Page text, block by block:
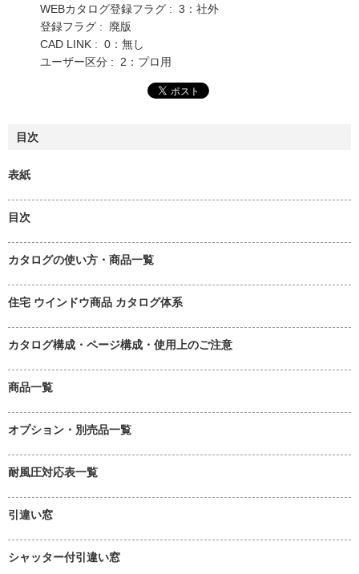
WEBカタログ登録フラグ : 3：社外
登録フラグ : 廃版
CAD LINK : 0：無し
ユーザー区分 : 2：プロ用
目次
表紙
目次
カタログの使い方・商品一覧
住宅 ウインドウ商品 カタログ体系
カタログ構成・ページ構成・使用上のご注意
商品一覧
オプション・別売品一覧
耐風圧対応表一覧
引違い窓
シャッター付引違い窓